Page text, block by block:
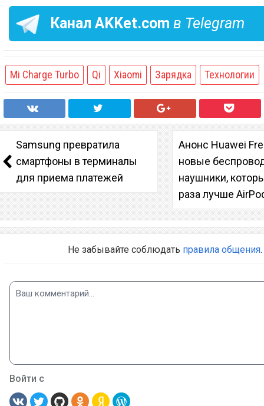
Канал AKKet.com в Telegram
Mi Charge Turbo Qi Xiaomi Зарядка Технологии
Samsung превратила
смартфоны в терминалы
для приема платежей
Анонс Huawei
новые
наушники,
раза лучше
Не забывайте соблюдать правила общения.
Войти с